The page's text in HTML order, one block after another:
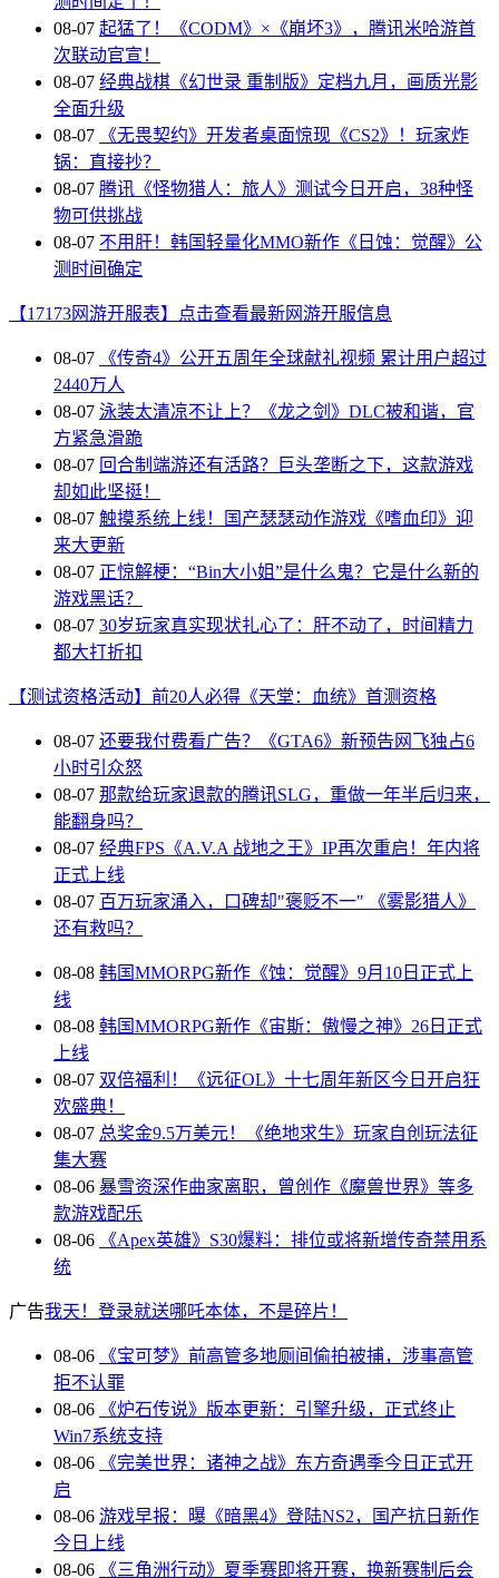
08-07 起猛了！《CODM》×《崩坏3》，腾讯米哈游首
次联动官宣！
08-07 经典战棋《幻世录 重制版》定档九月，画质光影
全面升级
08-07
《无畏契约》开发者桌面惊现《CS2》！玩家炸
锅：直接抄？
08-07 腾讯《怪物猎人：旅人》测试今日开启，38种怪
物可供挑战
08-07 不用肝！韩国轻量化MMO新作《日蚀：觉醒》公
测时间确定
【17173网游开服表】点击查看最新网游开服信息
08-07
《传奇4》公开五周年全球献礼视频 累计用户超过
2440万人
08-07 泳装太清凉不让上？《龙之剑》DLC被和谐，官
方紧急滑跪
08-07 回合制端游还有活路？巨头垄断之下，这款游戏
却如此坚挺！
08-07 触摸系统上线！国产瑟瑟动作游戏《嗜血印》迎
来大更新
08-07 正惊解梗：“Bin大小姐”是什么鬼？它是什么新的
游戏黑话？
08-07 30岁玩家真实现状扎心了：肝不动了，时间精力
都大打折扣
【测试资格活动】前20人必得《天堂：血统》首测资格
08-07 还要我付费看广告？《GTA6》新预告网飞独占6
小时引众怒
08-07 那款给玩家退款的腾讯SLG，重做一年半后归来，
能翻身吗？
08-07 经典FPS《A.V.A 战地之王》IP再次重启！年内将
正式上线
08-07 百万玩家涌入，口碑却"褒贬不一" 《雾影猎人》
还有救吗？
08-08 韩国MMORPG新作《蚀：觉醒》9月10日正式上
线
08-08 韩国MMORPG新作《宙斯：傲慢之神》26日正式
上线
08-07 双倍福利！《远征OL》十七周年新区今日开启狂
欢盛典！
08-07 总奖金9.5万美元！《绝地求生》玩家自创玩法征
集大赛
08-06 暴雪资深作曲家离职，曾创作《魔兽世界》等多
款游戏配乐
08-06
《Apex英雄》S30爆料：排位或将新增传奇禁用系
统
广告我天！登录就送哪吒本体，不是碎片！
08-06
《宝可梦》前高管多地厕间偷拍被捕，涉事高管
拒不认罪
08-06
《炉石传说》版本更新：引擎升级，正式终止
Win7系统支持
08-06
《完美世界：诸神之战》东方奇遇季今日正式开
启
08-06 游戏早报：曝《暗黑4》登陆NS2，国产抗日新作
今日上线
08-06
《三角洲行动》夏季赛即将开赛，换新赛制后会